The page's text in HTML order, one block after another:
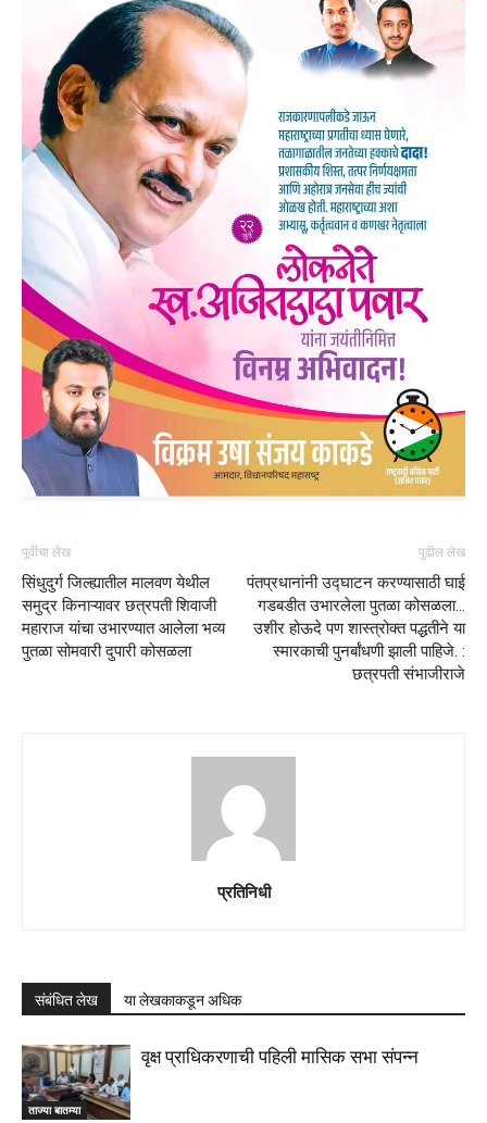
पूर्वीचा लेख
सिंधुदुर्ग जिल्ह्यातील मालवण येथील
समुद्र किनाऱ्यावर छत्रपती शिवाजी
महाराज यांचा उभारण्यात आलेला भव्य
पुतळा सोमवारी दुपारी कोसळला
पुढील लेख
पंतप्रधानांनी उद्घाटन करण्यासाठी घाई
गडबडीत उभारलेला पुतळा कोसळला…
उशीर होऊदे पण शास्त्रोक्त पद्धतीने या
स्मारकाची पुनर्बांधणी झाली पाहिजे. :
छत्रपती संभाजीराजे
प्रतिनिधी
संबंधित लेख या लेखकाकडून अधिक
ताज्या बातम्या
वृक्ष प्राधिकरणाची पहिली मासिक सभा संपन्न